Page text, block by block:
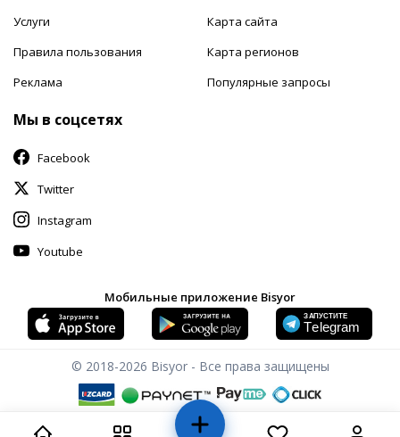
Услуги
Правила пользования
Реклама
Карта сайта
Карта регионов
Популярные запросы
Мы в соцсетях
Facebook
Twitter
Instagram
Youtube
Мобильные приложение Bisyor
© 2018-2026 Bisyor - Все права защищены